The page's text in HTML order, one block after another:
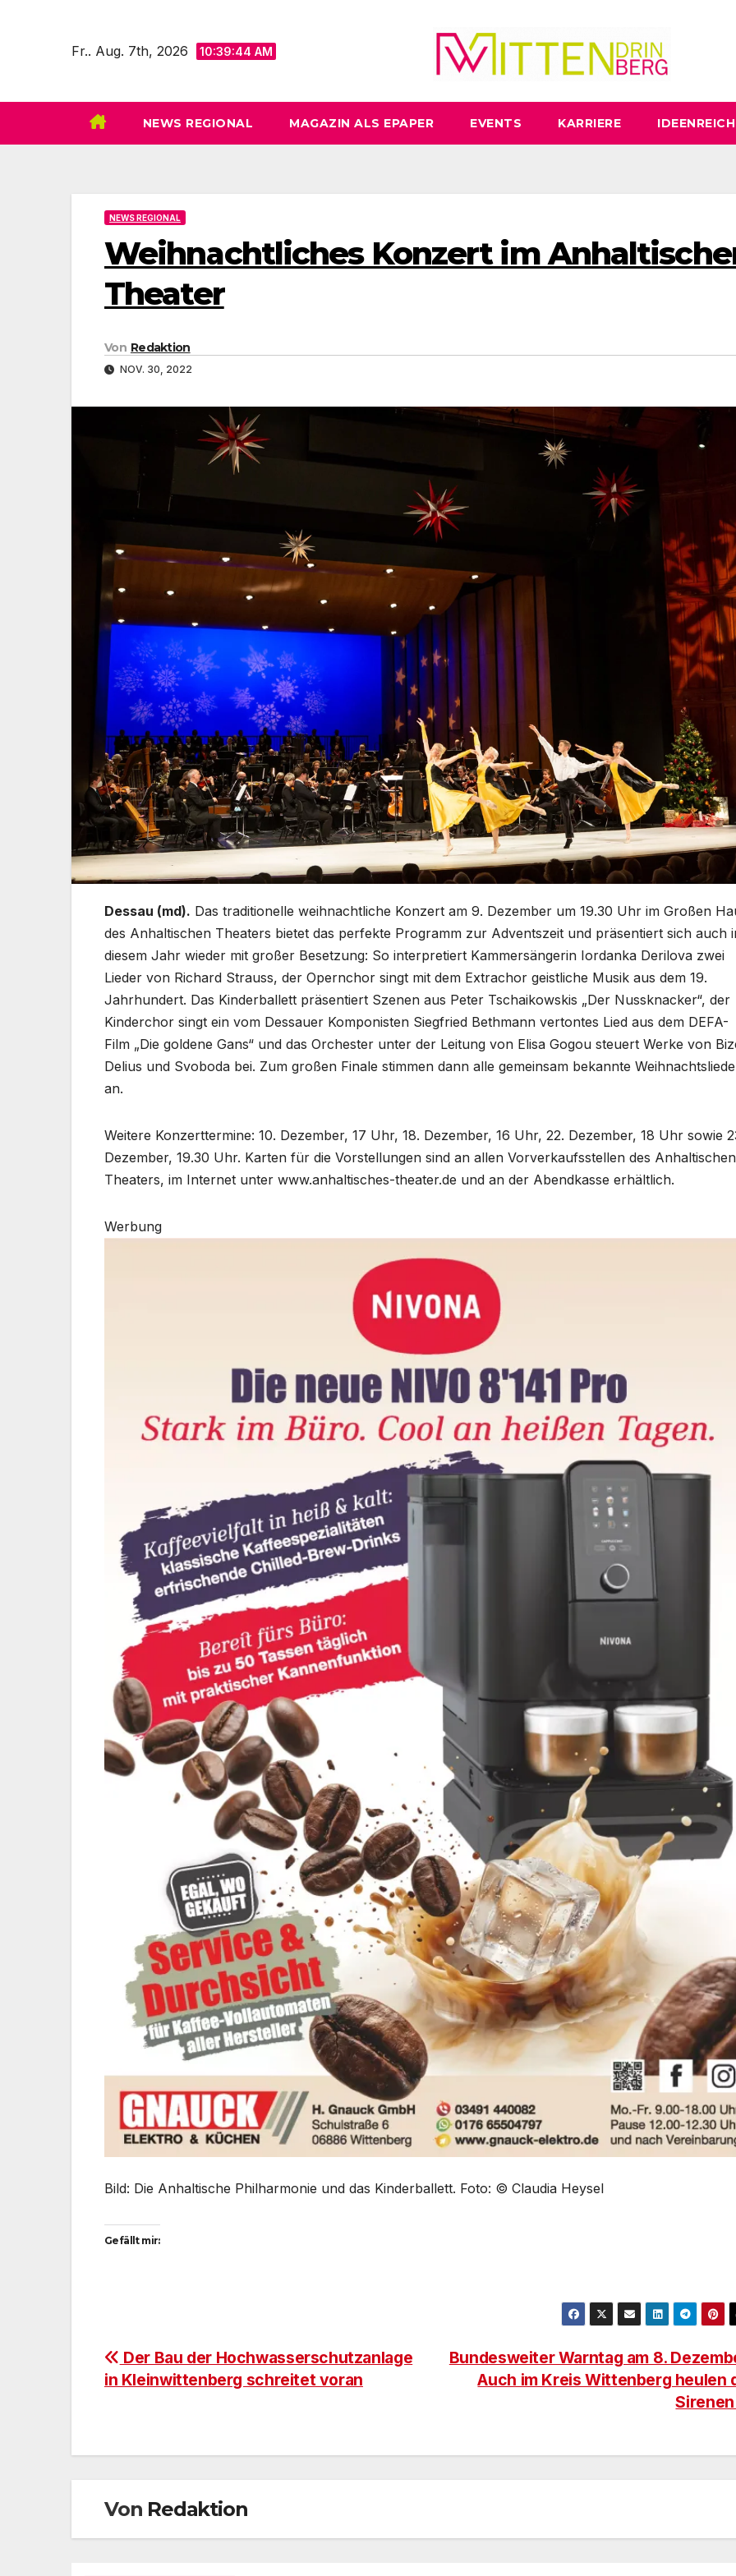
Fr.. Aug. 7th, 2026 10:39:46 AM
NEWS REGIONAL MAGAZIN ALS EPAPER EVENTS KARRIERE IDEENREICH
NEWS REGIONAL
Weihnachtliches Konzert im
Theater
Von Redaktion
NOV. 30, 2022
Dessau (md). Das traditionelle weihnachtliche Konzert am 9. Dezember um 19.30 Uhr im Großen
des Anhaltischen Theaters bietet das perfekte Programm zur Adventszeit und präsentiert sich auch
diesem Jahr wieder mit großer Besetzung: So interpretiert Kammersängerin Iordanka Derilova zwei
Lieder von Richard Strauss, der Opernchor singt mit dem Extrachor geistliche Musik aus dem 19.
Jahrhundert. Das Kinderballett präsentiert Szenen aus Peter Tschaikowskis „Der Nussknacker“, der
Kinderchor singt ein vom Dessauer Komponisten Siegfried Bethmann vertontes Lied aus dem DEFA-
Film „Die goldene Gans“ und das Orchester unter der Leitung von Elisa Gogou steuert Werke von
Delius und Svoboda bei. Zum großen Finale stimmen dann alle gemeinsam bekannte
an.
Weitere Konzerttermine: 10. Dezember, 17 Uhr, 18. Dezember, 16 Uhr, 22. Dezember, 18 Uhr sowie
Dezember, 19.30 Uhr. Karten für die Vorstellungen sind an allen Vorverkaufsstellen des Anhaltischen
Theaters, im Internet unter www.anhaltisches-theater.de und an der Abendkasse erhältlich.
Werbung
Bild: Die Anhaltische Philharmonie und das Kinderballett. Foto: © Claudia Heysel
Gefällt mir:
Beitragsnavigation
Bundesweiter Warntag am 8.
Auch im Kreis Wittenberg heulen
Der Bau der Hochwasserschutzanlage
in Kleinwittenberg schreitet voran
Von Redaktion